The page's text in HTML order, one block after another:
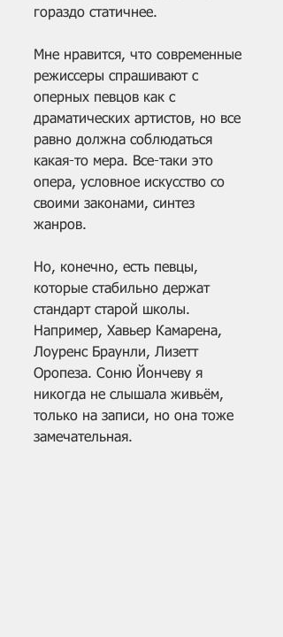
гораздо статичнее.
Мне нравится, что современные
режиссеры спрашивают с
оперных певцов как с
драматических артистов, но все
равно должна соблюдаться
какая-то мера. Все-таки это
опера, условное искусство со
своими законами, синтез
жанров.
Но, конечно, есть певцы,
которые стабильно держат
стандарт старой школы.
Например, Хавьер Камарена,
Лоуренс Браунли, Лизетт
Оропеза. Соню Йончеву я
никогда не слышала живьём,
только на записи, но она тоже
замечательная.